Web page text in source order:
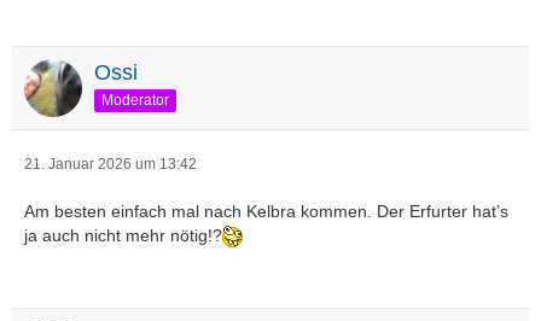
Ossi
Moderator
21. Januar 2026 um 13:42
Am besten einfach mal nach Kelbra kommen. Der Erfurter hat’s
ja auch nicht mehr nötig!?